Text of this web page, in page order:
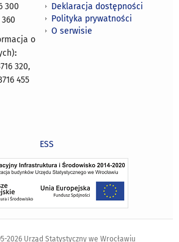
300
360
o
:
320,
455
Deklaracja dostępności
Polityka prywatności
O serwisie
ESS
2026 Urząd Statystyczny we Wrocławiu